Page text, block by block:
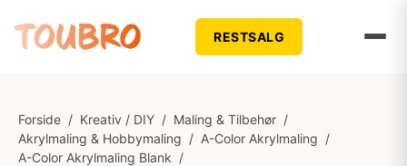
RESTSALG
Forside / Kreativ / DIY / Maling & Tilbehør /
Akrylmaling & Hobbymaling / A-Color Akrylmaling /
A-Color Akrylmaling Blank /